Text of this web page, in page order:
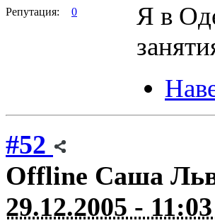
Репутация: 0
Я в
#52
Offline Саша
29.12.2005 -